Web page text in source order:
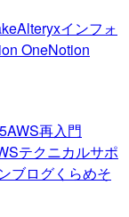
Alteryxインフォ
OneNotion
AWS再入門
テクニカルサポ
ブログくらめそ